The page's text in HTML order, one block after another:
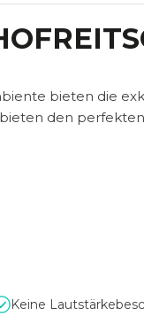
bieten die
den
Keine